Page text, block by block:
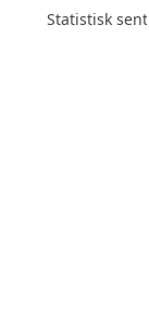
Statistisk